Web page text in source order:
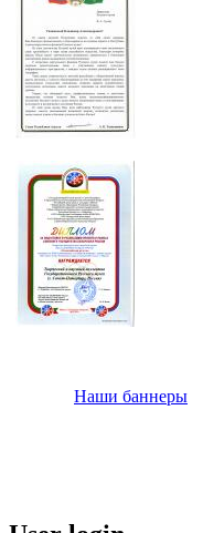
Наши баннеры